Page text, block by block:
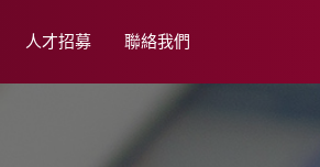
人才招募 聯絡我們